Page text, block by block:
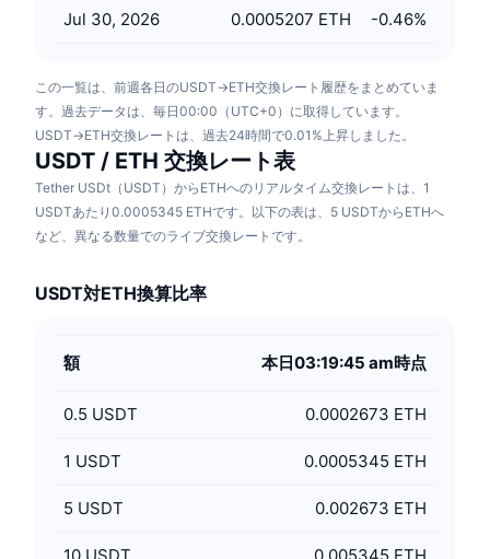
Jul 30, 2026 0.0005207 ETH -0.46%
この一覧は、前週各日のUSDT→ETH交換レート履歴をまとめていま
す。過去データは、毎日00:00（UTC+0）に取得しています。
USDT→ETH交換レートは、過去24時間で0.01%上昇しました。
USDT / ETH 交換レート表
Tether USDt（USDT）からETHへのリアルタイム交換レートは、1
USDTあたり0.0005345 ETHです。以下の表は、5 USDTからETHへ
など、異なる数量でのライブ交換レートです。
USDT対ETH換算比率
額 本日03:19:45 am時点
0.5 USDT 0.0002673 ETH
1 USDT 0.0005345 ETH
5 USDT 0.002673 ETH